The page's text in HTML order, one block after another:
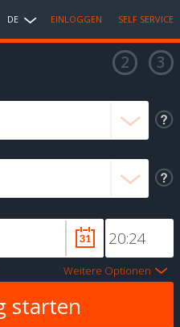
DE EINLOGGEN SELF SERVICE
Weitere Optionen